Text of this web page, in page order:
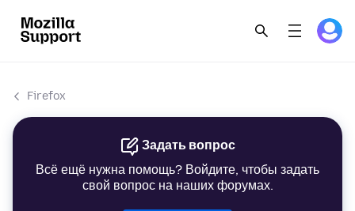
Firefox
Задать вопрос
Всё ещё нужна помощь? Войдите, чтобы задать
свой вопрос на наших форумах.